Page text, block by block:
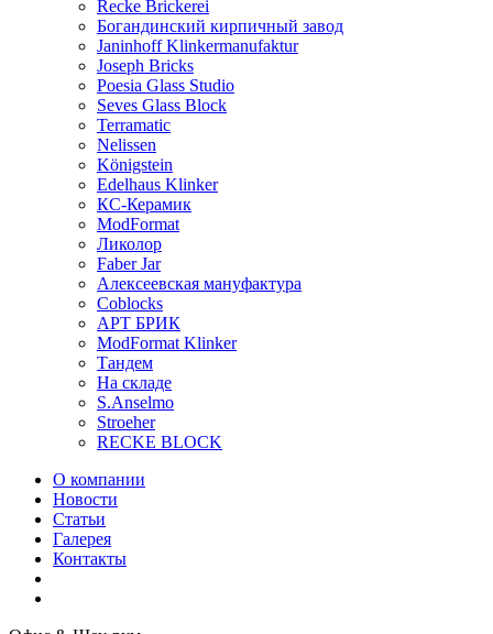
Recke Brickerei
Богандинский кирпичный завод
Janinhoff Klinkermanufaktur
Joseph Bricks
Poesia Glass Studio
Seves Glass Block
Terramatic
Nelissen
Königstein
Edelhaus Klinker
КС-Керамик
ModFormat
Ликолор
Faber Jar
Алексеевская мануфактура
Coblocks
АРТ БРИК
ModFormat Klinker
Тандем
На складе
S.Anselmo
Stroeher
RECKE BLOCK
О компании
Новости
Статьи
Галерея
Контакты